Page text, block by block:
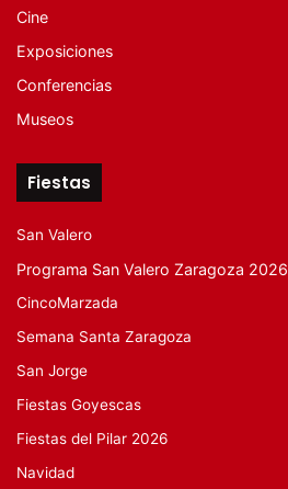
Cine
Exposiciones
Conferencias
Museos
Fiestas
San Valero
Programa San Valero Zaragoza 2026
CincoMarzada
Semana Santa Zaragoza
San Jorge
Fiestas Goyescas
Fiestas del Pilar 2026
Navidad